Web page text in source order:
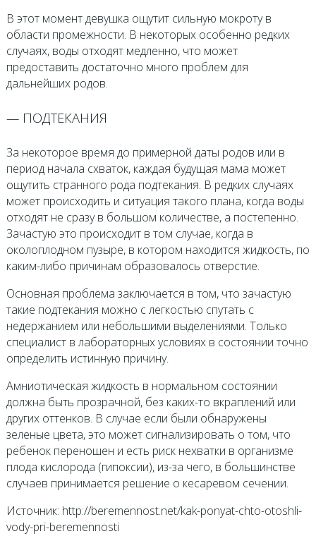
В этот момент девушка ощутит сильную мокроту в
области промежности. В некоторых особенно редких
случаях, воды отходят медленно, что может
предоставить достаточно много проблем для
дальнейших родов.
— ПОДТЕКАНИЯ
За некоторое время до примерной даты родов или в
период начала схваток, каждая будущая мама может
ощутить странного рода подтекания. В редких случаях
может происходить и ситуация такого плана, когда воды
отходят не сразу в большом количестве, а постепенно.
Зачастую это происходит в том случае, когда в
околоплодном пузыре, в котором находится жидкость, по
каким-либо причинам образовалось отверстие.
Основная проблема заключается в том, что зачастую
такие подтекания можно с легкостью спутать с
недержанием или небольшими выделениями. Только
специалист в лабораторных условиях в состоянии точно
определить истинную причину.
Амниотическая жидкость в нормальном состоянии
должна быть прозрачной, без каких-то вкраплений или
других оттенков. В случае если были обнаружены
зеленые цвета, это может сигнализировать о том, что
ребенок переношен и есть риск нехватки в организме
плода кислорода (гипоксии), из-за чего, в большинстве
случаев принимается решение о кесаревом сечении.
Источник: http://beremennost.net/kak-ponyat-chto-otoshli-
vody-pri-beremennosti